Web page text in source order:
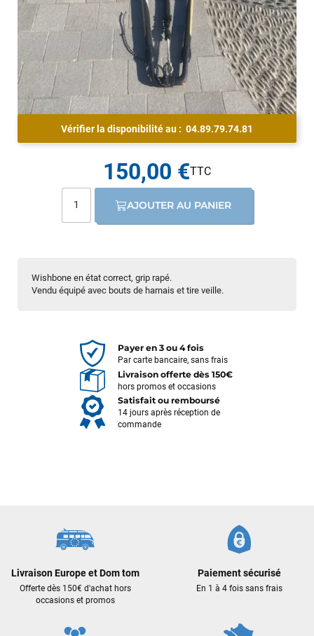
Wishbone en état correct, grip rapé.
Vendu équipé avec bouts de harnais et tire veille.
Vérifier la disponibilité au : 04.89.79.74.81
150,00 €
AJOUTER AU PANIER
Payer en 3 ou 4 fois
Par carte bancaire, sans frais
Livraison offerte dès 150€
hors promos et occasions
Satisfait ou remboursé
14 jours après réception de
commande
Livraison Europe et Dom tom
Offerte dès 150€ d'achat hors
occasions et promos
Paiement sécurisé
En 1 à 4 fois sans frais
J’ai commandé un pack via leur site internet. À peine la
avec moi les caractéristiques des équipements, me conseiller
sur le matériel à choisir, et m’a même offert du matériel en
plus. Niveau réactivité, c’est au top : la commande est partie
propre et soigné. Plus qu’à tester ça sur l’eau ! Je